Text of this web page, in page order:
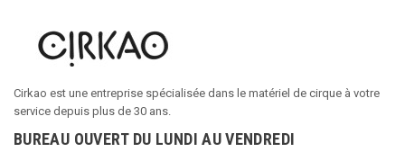
Cirkao est une entreprise spécialisée dans le matériel de cirque à votre
service depuis plus de 30 ans.
BUREAU OUVERT DU LUNDI AU VENDREDI